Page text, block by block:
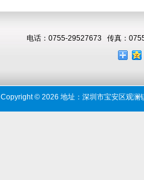
电话：0755-29527673 传真：
Copyright© 2026 地址：深圳市宝安区观